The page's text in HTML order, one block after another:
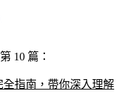
10 篇：
指南，帶你深入理解